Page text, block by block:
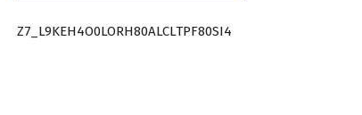
Z7_L9KEH4O0LORH80ALCLTPF80SI4